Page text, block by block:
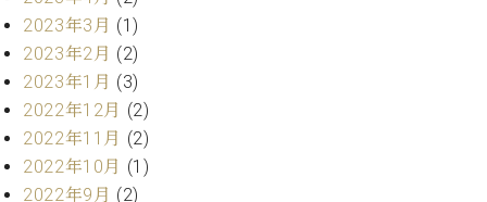
ヒ
ュ
タ
イ
ン
レ
ジ
空き
状況
画
収
録
サ
ー
2023年3月 (1)
2023年2月 (2)
2023年1月 (3)
2022年12月 (2)
2022年11月 (2)
2022年10月 (1)
2022年9月 (2)